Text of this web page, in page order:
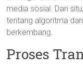
media sosial. Dari
tentang algoritma
berkembang.
Proses